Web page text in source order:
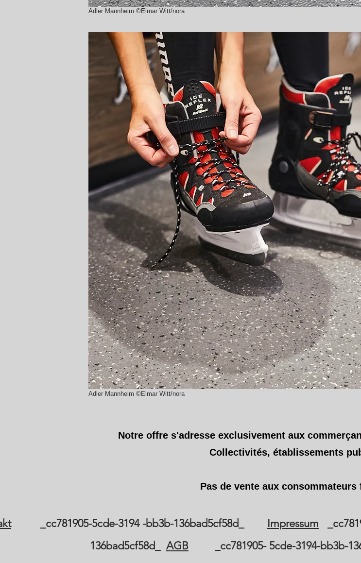
Adler Mannheim ©Elmar Witt/nora
Adler Mannheim ©Elmar Witt/nora
Notre offre s'adresse exclusivement aux
Collectivités, établissements
Pas de vente aux consommateurs
_cc781905-5cde-3194 -bb3b-136bad5cf58d_ Impressum
136bad5cf58d_ AGB _cc781905- 5cde-3194-bb3b-